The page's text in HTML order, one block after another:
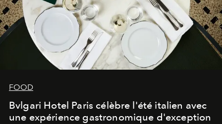
FOOD
Bvlgari Hotel Paris célèbre l'été italien avec
une expérience gastronomique d'exception